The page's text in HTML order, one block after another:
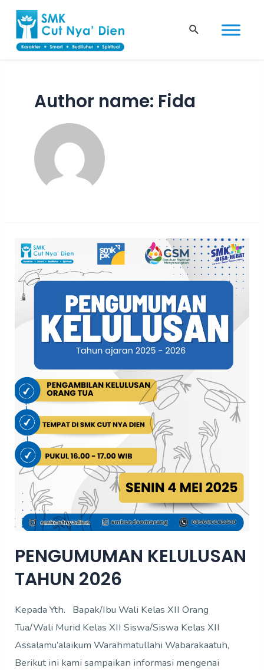
Skip
content
Search
Author name: Fida
PENGUMUMAN KELULUSAN
TAHUN 2026
Kepada Yth. Bapak/Ibu Wali Kelas XII Orang
Tua/Wali Murid Kelas XII Siswa/Siswa Kelas XII
Assalamu’alaikum Warahmatullahi Wabarakaatuh,
Berikut ini kami sampaikan informasi mengenai
PENGUMUMAN
KELULUSAN
TAHUN
2026